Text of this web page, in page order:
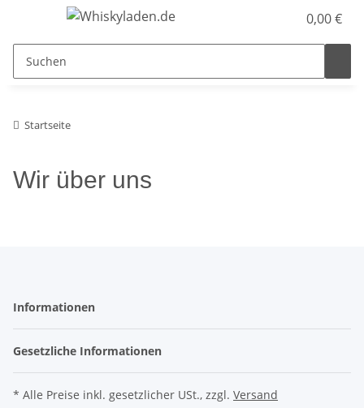
0,00 €
Startseite
Wir über uns
Informationen
Gesetzliche Informationen
* Alle Preise inkl. gesetzlicher USt., zzgl. Versand